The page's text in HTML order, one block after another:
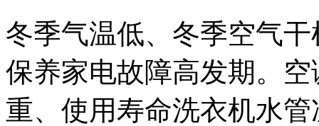
冬季气温低、冬季空气
保养家电故障高发期。
重、使用寿命洗衣机水